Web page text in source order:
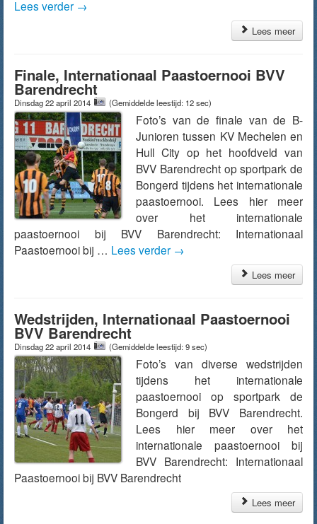
Lees verder →
Lees meer
Finale, Internationaal Paastoernooi BVV
Barendrecht
Dinsdag 22 april 2014 (Gemiddelde leestijd: 12 sec)
Foto’s van de finale van de B-
Junioren tussen KV Mechelen en
Hull City op het hoofdveld van
BVV Barendrecht op sportpark de
Bongerd tijdens het internationale
paastoernooi. Lees hier meer
over het internationale
paastoernooi bij BVV Barendrecht: Internationaal
Paastoernooi bij … Lees verder →
Lees meer
Wedstrijden, Internationaal Paastoernooi
BVV Barendrecht
Dinsdag 22 april 2014 (Gemiddelde leestijd: 9 sec)
Foto’s van diverse wedstrijden
tijdens het internationale
paastoernooi op sportpark de
Bongerd bij BVV Barendrecht.
Lees hier meer over het
internationale paastoernooi bij
BVV Barendrecht: Internationaal
Paastoernooi bij BVV Barendrecht
Lees meer